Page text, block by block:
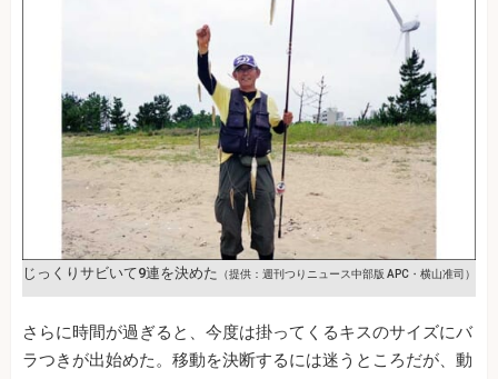
じっくりサビいて9連を決めた （提供：週刊つりニュース中部版 APC・横山准司）
さらに時間が過ぎると、今度は掛ってくるキスのサイズにバ
ラつきが出始めた。移動を決断するには迷うところだが、動